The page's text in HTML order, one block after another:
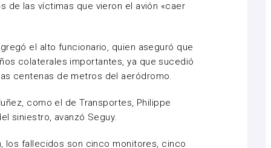
de las víctimas que vieron el avión «caer
el alto funcionario, quien aseguró que
colaterales importantes, ya que sucedió
centenas de metros del aeródromo.
como el de Transportes, Philippe
siniestro, avanzó Seguy.
los fallecidos son cinco monitores, cinco